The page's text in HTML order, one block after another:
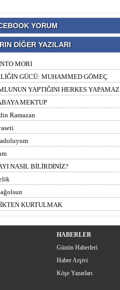
YORUM
DİĞER YAZILARI
MORI
GÜCÜ: MUHAMMED GÖMEÇ
YAPTIĞINI HERKES YAPAMAZ
MEKTUP
Ramazan
NASIL BİLİRDİNİZ?
KURTULMAK
HABERLER
Günün Haberleri
Haber Arşivi
Köşe Yazarları